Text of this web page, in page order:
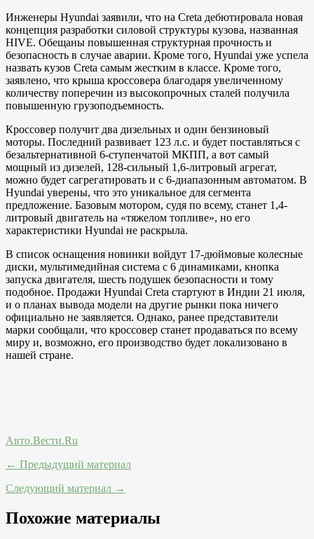
Инженеры Hyundai заявили, что на Creta дебютировала новая
концепция разработки силовой структуры кузова, названная
HIVE. Обещаны повышенная структурная прочность и
безопасность в случае аварии. Кроме того, Hyundai уже успела
назвать кузов Creta самым жестким в классе. Кроме того,
заявлено, что крыша кроссовера благодаря увеличенному
количеству поперечин из высокопрочных сталей получила
повышенную грузоподъемность.
Кроссовер получит два дизельных и один бензиновый
моторы. Последний развивает 123 л.с. и будет поставляться с
безальтернативной 6-ступенчатой МКПП, а вот самый
мощный из дизелей, 128-сильный 1,6-литровый агрегат,
можно будет сагрегатировать и с 6-диапазонным автоматом. В
Hyundai уверены, что это уникальное для сегмента
предложение. Базовым мотором, судя по всему, станет 1,4-
литровый двигатель на «тяжелом топливе», но его
характеристики Hyundai не раскрыла.
В список оснащения новинки войдут 17-дюймовые колесные
диски, мультимедийная система с 6 динамиками, кнопка
запуска двигателя, шесть подушек безопасности и тому
подобное. Продажи Hyundai Creta стартуют в Индии 21 июля,
и о планах вывода модели на другие рынки пока ничего
официально не заявляется. Однако, ранее представители
марки сообщали, что кроссовер станет продаваться по всему
миру и, возможно, его производство будет локализовано в
нашей стране.
Авто.Вести.Ru
← Предыдущий материал
Следующий материал →
Похожие материалы